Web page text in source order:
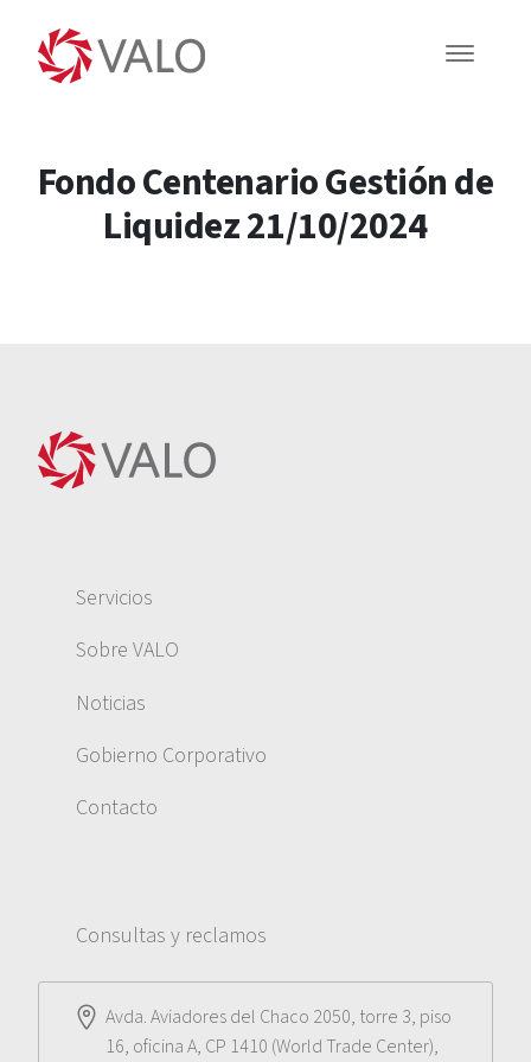
Fondo Centenario Gestión de
Liquidez 21/10/2024
Servicios
Sobre VALO
Noticias
Gobierno Corporativo
Contacto
Consultas y reclamos
Avda. Aviadores del Chaco 2050, torre 3, piso
16, oficina A, CP 1410 (World Trade Center),